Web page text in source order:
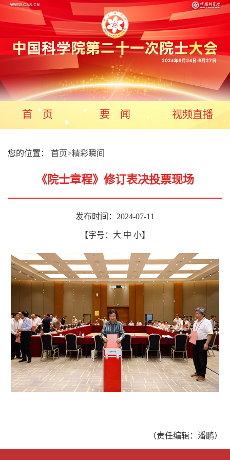
首 页 要 闻 视频直播
您的位置： 首页>精彩瞬间
《院士章程》修订表决投票现场
发布时间：2024-07-11
【字号： 大 中 小】
（责任编辑：潘鹏）